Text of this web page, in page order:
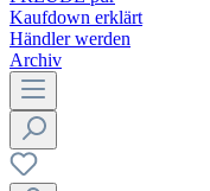
Kaufdown erklärt
Händler werden
Archiv